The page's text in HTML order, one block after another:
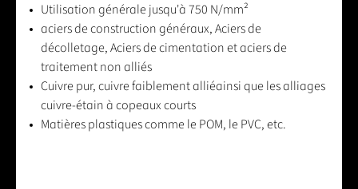
Utilisation générale jusqu'à 750 N/mm²
aciers de construction généraux, Aciers de
décolletage, Aciers de cimentation et aciers de
traitement non alliés
Cuivre pur, cuivre faiblement alliéainsi que les alliages
cuivre-étain à copeaux courts
Matières plastiques comme le POM, le PVC, etc.